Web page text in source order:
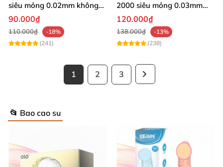
siêu mỏng 0.02mm không
kích ứng 2 cái
90.000₫
110.000₫
-18%
(241)
2000 siêu mỏng 0.03mm
hộp 12 cái an toàn thoải
120.000₫
138.000₫
-13%
(238)
1 2 3
📂 Bao cao su